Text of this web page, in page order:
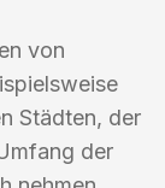
von
Städten, der
der